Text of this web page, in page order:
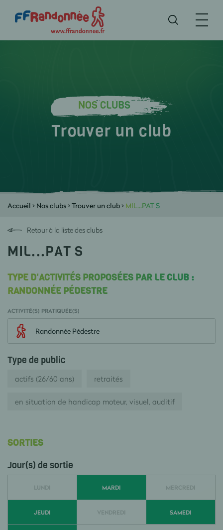
NOS CLUBS
Trouver un club
Accueil > Nos clubs>Trouver un club> MIL...PAT S
Retour à la liste des clubs
MIL...PAT S
TYPE D'ACTIVITÉS PROPOSÉES PAR LE CLUB :
RANDONNÉE PÉDESTRE
ACTIVITÉ(S) PRATIQUÉE(S)
Randonnée Pédestre
Type de public
actifs (26/60 ans) retraités
en situation de handicap moteur, visuel, auditif
SORTIES
Jour(s) de sortie
LUNDI MARDI MERCREDI
JEUDI VENDREDI SAMEDI